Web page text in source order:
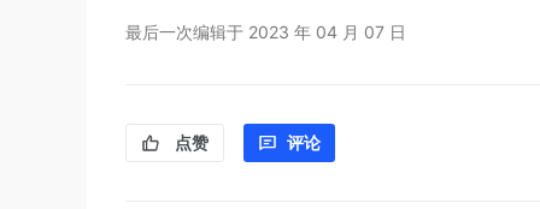
最后一次编辑于 2023 年 04 月 07 日
点赞 评论